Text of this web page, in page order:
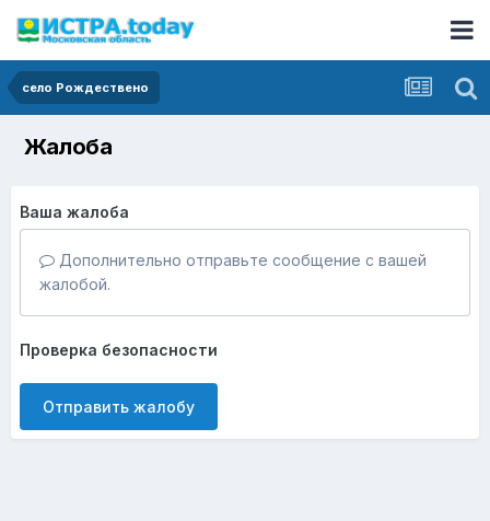
село Рождествено
Жалоба
Ваша жалоба
Дополнительно отправьте сообщение с вашей
жалобой.
Проверка безопасности
Отправить жалобу